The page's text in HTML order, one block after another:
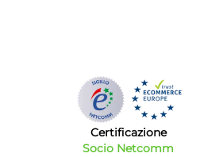
Certificazione
Socio Netcomm